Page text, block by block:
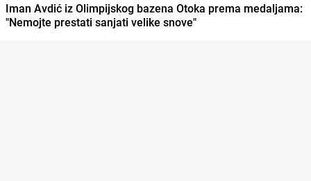
Iman Avdić iz Olimpijskog bazena Otoka prema medaljama:
"Nemojte prestati sanjati velike snove"